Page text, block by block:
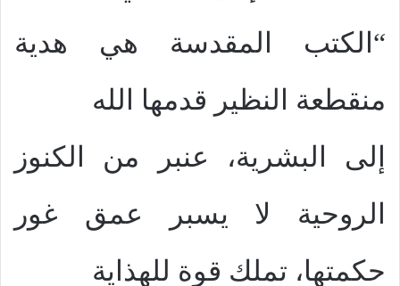
“الكتب المقدسة هي هدية
منقطعة النظير قدمها الله
إلى البشرية، عنبر من الكنوز
الروحية لا يسبر عمق غور
حكمتها، تملك قوة للهذاية